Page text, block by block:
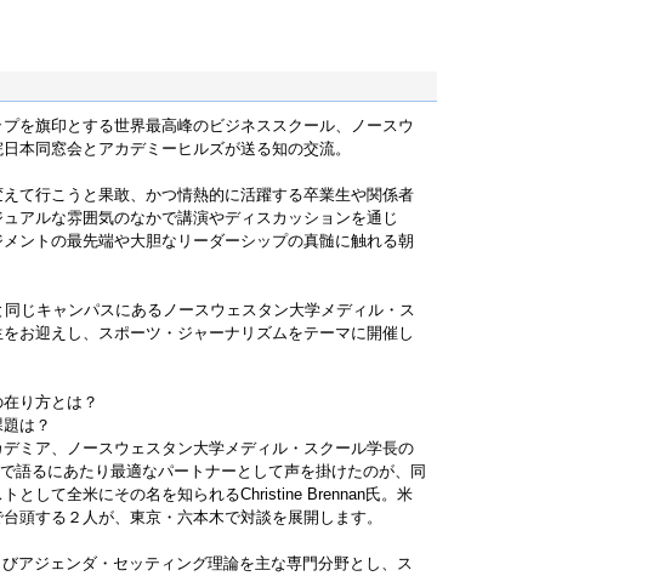
を旗印とする世界最高峰のビジネススクール、ノースウ
本同窓会とアカデミーヒルズが送る知の交流。
て行こうと果敢、かつ情熱的に活躍する卒業生や関係者
アルな雰囲気のなかで講演やディスカッションを通じ
ントの最先端や大胆なリーダーシップの真髄に触れる朝
じキャンパスにあるノースウェスタン大学メディル・ス
お迎えし、スポーツ・ジャーナリズムをテーマに開催し
り方とは？
は？
ミア、ノースウェスタン大学メディル・スクール学長の
語るにあたり最適なパートナーとして声を掛けたのが、同
として全米にその名を知られるChristine Brennan氏。米
頭する２人が、東京・六本木で対談を展開します。
アジェンダ・セッティング理論を主な専門分野とし、ス